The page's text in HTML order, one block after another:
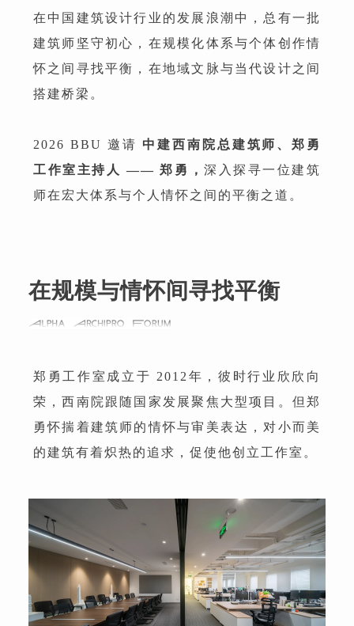
在中国建筑设计行业的发展浪潮中，总有一批
建筑师坚守初心，在规模化体系与个体创作情
怀之间寻找平衡，在地域文脉与当代设计之间
搭建桥梁。
2026 BBU 邀请 中建西南院总建筑师、郑勇
工作室主持人 —— 郑勇，深入探寻一位建筑
师在宏大体系与个人情怀之间的平衡之道。
在规模与情怀间寻找平衡
郑勇工作室成立于 2012年，彼时行业欣欣向
荣，西南院跟随国家发展聚焦大型项目。但郑
勇怀揣着建筑师的情怀与审美表达，对小而美
的建筑有着炽热的追求，促使他创立工作室。